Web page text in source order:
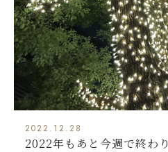
2022.12.28
2022年もあと今週で終わり